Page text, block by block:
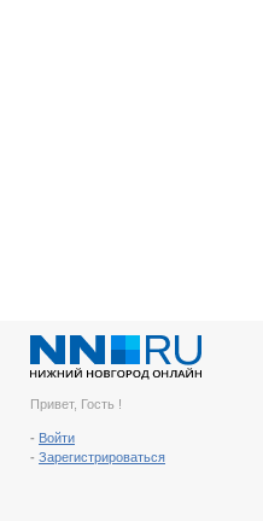
Привет, Гость !
- Войти
- Зарегистрироваться